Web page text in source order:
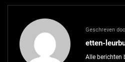
Geschreven
etten-
Alle berichten